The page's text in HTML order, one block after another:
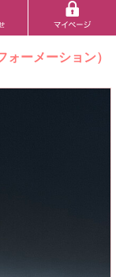
ーメーション）